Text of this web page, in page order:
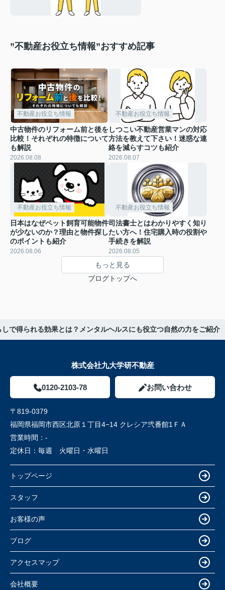
”不動産お役立ち情報”おすすめ記事
不動産お役立ち情報
中古物件のリフォーム前と後を
比較！それぞれの特徴について
も解説
2026.08.08
不動産お役立ち情報
しつこい不動産営業マンの対応
方法を教えて下さい！迷惑な連
絡を減らすコツも紹介
2026.08.07
不動産お役立ち情報
日本はなぜペット飼育可能物件
が少ないのか？理由と物件探し
のポイントも紹介
2026.08.06
不動産お役立ち情報
司法書士とはわかりやすく知り
たい方へ！住宅購入時の役割や
手続きを解説
2026.08.05
もっと見る
ブログトップへ
しで得られる効果とは？メンタルヘルスにも役立つ自然の力をご紹介
株式会社九大学研不動産
0120-2103-78 お問い合わせ
〒819-0379
福岡県福岡市西区北原１丁目4−14 クレシア弐番館1ＦＡ
営業時間： -
定休日： 毎週 火曜日・水曜日
トップページ
スタッフ
お客様の声
ブログ
アクセスマップ
会社概要